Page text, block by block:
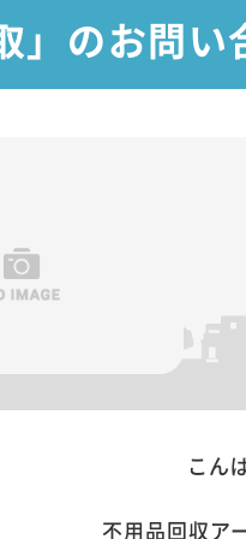
」のお問
こん
不用品回収